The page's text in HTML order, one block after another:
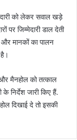
को लेकर सवाल खड़े
पर जिम्मेदारी डाल देती
मानकों का पालन
मैनहोल को तत्काल
निर्देश जारी किए हैं.
दिखाई दे तो इसकी